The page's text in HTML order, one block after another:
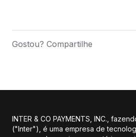
Gostou? Compartilhe
INTER & CO PAYMENTS, INC.,
("Inter"), é uma empresa de